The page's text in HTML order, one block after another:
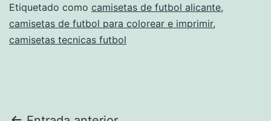
Etiquetado como camisetas de futbol alicante,
camisetas de futbol para colorear e imprimir,
camisetas tecnicas futbol